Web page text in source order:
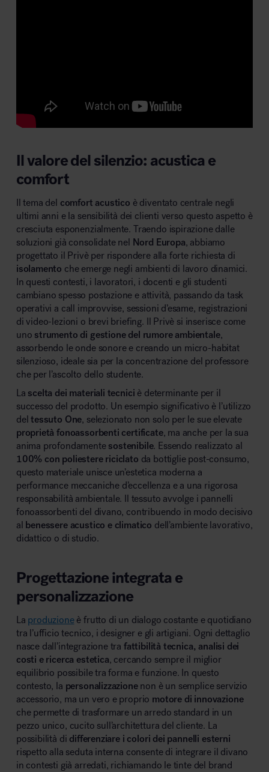
Il valore del silenzio: acustica e
comfort
Il tema del comfort acustico è diventato centrale negli
ultimi anni e la sensibilità dei clienti verso questo aspetto è
cresciuta esponenzialmente. Traendo ispirazione dalle
soluzioni già consolidate nel Nord Europa, abbiamo
progettato il Privè per rispondere alla forte richiesta di
isolamento che emerge negli ambienti di lavoro dinamici.
In questi contesti, i lavoratori, i docenti e gli studenti
cambiano spesso postazione e attività, passando da task
operativi a call improvvise, sessioni d’esame, registrazioni
di video-lezioni o brevi briefing. Il Privè si inserisce come
uno strumento di gestione del rumore ambientale,
assorbendo le onde sonore e creando un micro-habitat
silenzioso, ideale sia per la concentrazione del professore
che per l’ascolto dello studente.
La scelta dei materiali tecnici è determinante per il
successo del prodotto. Un esempio significativo è l’utilizzo
deltessuto One, selezionato non solo per le sue elevate
proprietà fonoassorbenti certificate, ma anche per la sua
anima profondamente sostenibile. Essendo realizzato al
100% con poliestere riciclato da bottiglie post-consumo,
questo materiale unisce un’estetica moderna a
performance meccaniche d’eccellenza e a una rigorosa
responsabilità ambientale. Il tessuto avvolge i pannelli
fonoassorbenti del divano, contribuendo in modo decisivo
al benessere acustico e climatico dell’ambiente lavorativo,
didattico o di studio.
Progettazione integrata e
personalizzazione
La produzioneè frutto di un dialogo costante e quotidiano
tra l’ufficio tecnico, i designer e gli artigiani. Ogni dettaglio
nasce dall’integrazione tra fattibilità tecnica, analisi dei
costi e ricerca estetica, cercando sempre il miglior
equilibrio possibile tra forma e funzione. In questo
contesto, la personalizzazionenon è un semplice servizio
accessorio, ma un vero e proprio motore di innovazione
che permette di trasformare un arredo standard in un
pezzo unico, cucito sull’architettura del cliente. La
possibilità di differenziare i colori dei pannelli esterni
rispetto alla seduta interna consente di integrare il divano
in contesti già arredati, richiamando le tinte del brand